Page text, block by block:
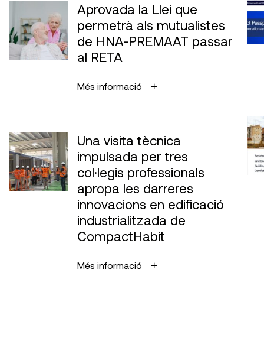
Aprovada la Llei que
permetrà als mutualistes
de HNA-PREMAAT passar
al RETA
Més informació
Una visita tècnica
impulsada per tres
col·legis professionals
apropa les darreres
innovacions en edificació
industrialitzada de
CompactHabit
Més informació